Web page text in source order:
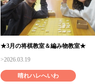
★3月の将棋教室＆編み物教室★
2026.03.19
晴れハレへいわ